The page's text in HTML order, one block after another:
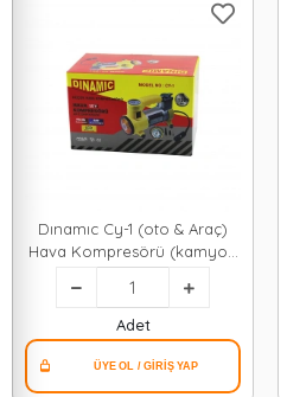
Dınamıc Cy-1 (oto & Araç)
Hava Kompresörü (kamyon
& Otobüs) (dc/12v-13.5v &
15amp & 150psı) (bar
Gösterge & Led
Aydınlatma)*20
Adet